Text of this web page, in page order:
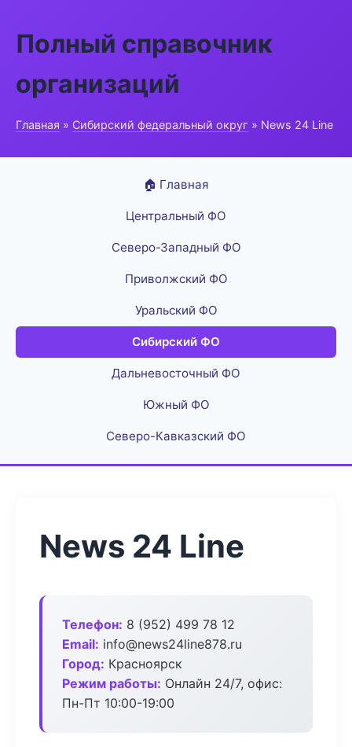
Полный справочник
организаций
Главная » Сибирский федеральный округ » News 24 Line
🏠 Главная
Центральный ФО
Северо-Западный ФО
Приволжский ФО
Уральский ФО
Сибирский ФО
Дальневосточный ФО
Южный ФО
Северо-Кавказский ФО
News 24 Line
Телефон: 8 (952) 499 78 12
Email: info@news24line878.ru
Город: Красноярск
Режим работы: Онлайн 24/7, офис:
Пн-Пт 10:00-19:00